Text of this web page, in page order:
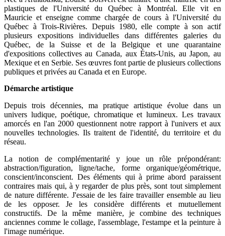
plastiques de l'Université du Québec à Montréal. Elle vit en
Mauricie et enseigne comme chargée de cours à l'Université du
Québec à Trois-Rivières. Depuis 1980, elle compte à son actif
plusieurs expositions individuelles dans différentes galeries du
Québec, de la Suisse et de la Belgique et une quarantaine
d'expositions collectives au Canada, aux États-Unis, au Japon, au
Mexique et en Serbie. Ses œuvres font partie de plusieurs collections
publiques et privées au Canada et en Europe.
Démarche artistique
Depuis trois décennies, ma pratique artistique évolue dans un
univers ludique, poétique, chromatique et lumineux. Les travaux
amorcés en l'an 2000 questionnent notre rapport à l'univers et aux
nouvelles technologies. Ils traitent de l'identité, du territoire et du
réseau.
La notion de complémentarité y joue un rôle prépondérant:
abstraction/figuration, ligne/tache, forme organique/géométrique,
conscient/inconscient. Des éléments qui à prime abord paraissent
contraires mais qui, à y regarder de plus près, sont tout simplement
de nature différente. J'essaie de les faire travailler ensemble au lieu
de les opposer. Je les considère différents et mutuellement
constructifs. De la même manière, je combine des techniques
anciennes comme le collage, l'assemblage, l'estampe et la peinture à
l'image numérique.